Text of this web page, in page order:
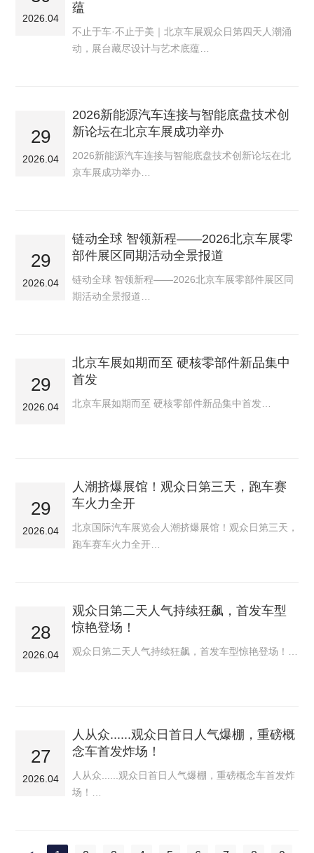
2026.04
蕴
不止于车·不止于美｜北京车展观众日第四天人潮涌
动，展台藏尽设计与艺术底蕴…
29
2026.04
2026新能源汽车连接与智能底盘技术创
新论坛在北京车展成功举办
2026新能源汽车连接与智能底盘技术创新论坛在北
京车展成功举办…
29
2026.04
链动全球 智领新程——2026北京车展零
部件展区同期活动全景报道
链动全球 智领新程——2026北京车展零部件展区同
期活动全景报道…
29
2026.04
北京车展如期而至 硬核零部件新品集中
首发
北京车展如期而至 硬核零部件新品集中首发…
29
2026.04
人潮挤爆展馆！观众日第三天，跑车赛
车火力全开
北京国际汽车展览会人潮挤爆展馆！观众日第三天，
跑车赛车火力全开…
28
2026.04
观众日第二天人气持续狂飙，首发车型
惊艳登场！
观众日第二天人气持续狂飙，首发车型惊艳登场！…
27
2026.04
人从众......观众日首日人气爆棚，重磅概
念车首发炸场！
人从众......观众日首日人气爆棚，重磅概念车首发炸
场！…